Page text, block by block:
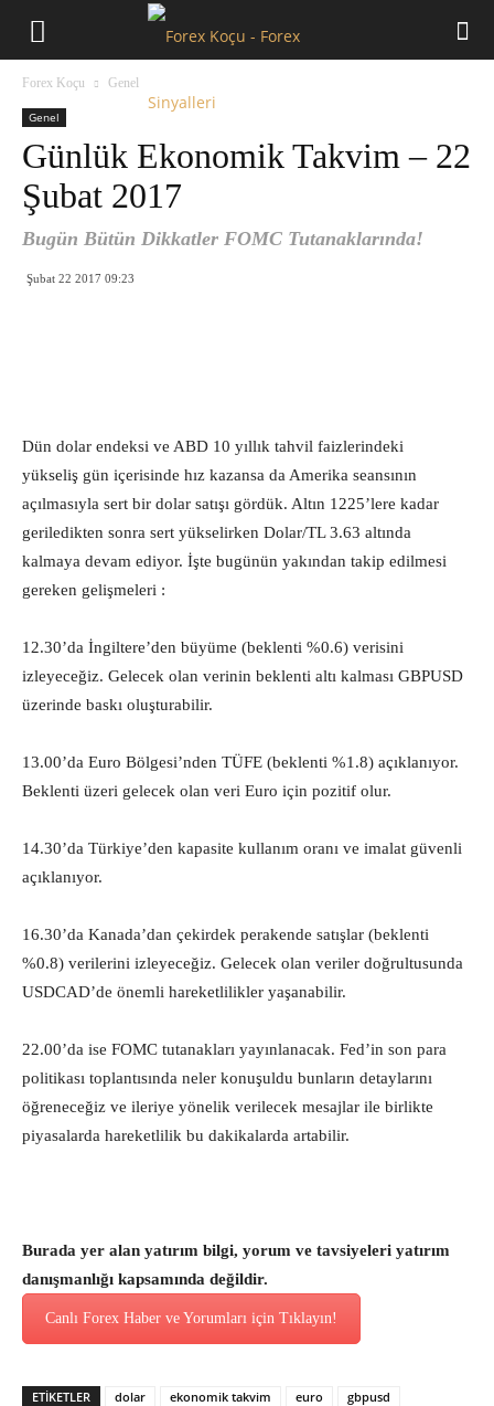
Forex Koçu Genel
Genel
Günlük Ekonomik Takvim – 22
Şubat 2017
Bugün Bütün Dikkatler FOMC Tutanaklarında!
Şubat 22 2017 09:23
Dün dolar endeksi ve ABD 10 yıllık tahvil faizlerindeki
yükseliş gün içerisinde hız kazansa da Amerika seansının
açılmasıyla sert bir dolar satışı gördük. Altın 1225’lere kadar
geriledikten sonra sert yükselirken Dolar/TL 3.63 altında
kalmaya devam ediyor. İşte bugünün yakından takip edilmesi
gereken gelişmeleri :
12.30’da İngiltere’den büyüme (beklenti %0.6) verisini
izleyeceğiz. Gelecek olan verinin beklenti altı kalması GBPUSD
üzerinde baskı oluşturabilir.
13.00’da Euro Bölgesi’nden TÜFE (beklenti %1.8) açıklanıyor.
Beklenti üzeri gelecek olan veri Euro için pozitif olur.
14.30’da Türkiye’den kapasite kullanım oranı ve imalat güvenli
açıklanıyor.
16.30’da Kanada’dan çekirdek perakende satışlar (beklenti
%0.8) verilerini izleyeceğiz. Gelecek olan veriler doğrultusunda
USDCAD’de önemli hareketlilikler yaşanabilir.
22.00’da ise FOMC tutanakları yayınlanacak. Fed’in son para
politikası toplantısında neler konuşuldu bunların detaylarını
öğreneceğiz ve ileriye yönelik verilecek mesajlar ile birlikte
piyasalarda hareketlilik bu dakikalarda artabilir.
Burada yer alan yatırım bilgi, yorum ve tavsiyeleri yatırım
danışmanlığı kapsamında değildir.
Canlı Forex Haber ve Yorumları için Tıklayın!
ETİKETLER dolar ekonomik takvim euro
gbpusd